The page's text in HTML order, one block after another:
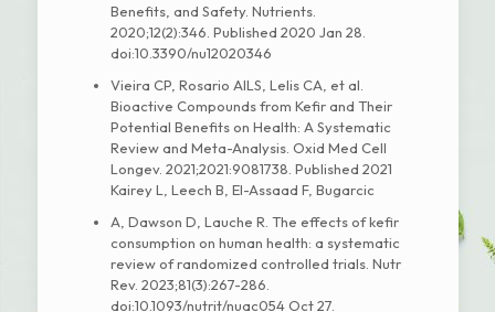
Benefits, and Safety. Nutrients.
2020;12(2):346. Published 2020 Jan 28.
doi:10.3390/nu12020346
Vieira CP, Rosario AILS, Lelis CA, et al.
Bioactive Compounds from Kefir and Their
Potential Benefits on Health: A Systematic
Review and Meta-Analysis. Oxid Med Cell
Longev. 2021;2021:9081738. Published 2021
Kairey L, Leech B, El-Assaad F, Bugarcic
A, Dawson D, Lauche R. The effects of kefir
consumption on human health: a systematic
review of randomized controlled trials. Nutr
Rev. 2023;81(3):267-286.
doi:10.1093/nutrit/nuac054 Oct 27.